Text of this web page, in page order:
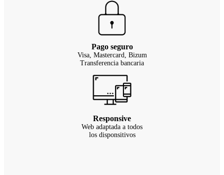
Pago seguro
Visa, Mastercard, Bizum
Transferencia bancaria
Responsive
Web adaptada a todos
los disponsitivos